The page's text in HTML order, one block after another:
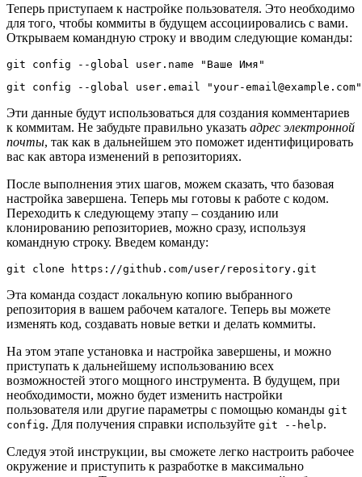
Теперь приступаем к настройке пользователя. Это необходимо
для того, чтобы коммиты в будущем ассоциировались с вами.
Открываем командную строку и вводим следующие команды:
git config --global user.name "Ваше Имя"
git config --global user.email "your-email@example.com"
Эти данные будут использоваться для создания комментариев
к коммитам. Не забудьте правильно указать адрес электронной
почты, так как в дальнейшем это поможет идентифицировать
вас как автора изменений в репозиториях.
После выполнения этих шагов, можем сказать, что базовая
настройка завершена. Теперь мы готовы к работе с кодом.
Переходить к следующему этапу – созданию или
клонированию репозиториев, можно сразу, используя
командную строку. Введем команду:
git clone https://github.com/user/repository.git
Эта команда создаст локальную копию выбранного
репозитория в вашем рабочем каталоге. Теперь вы можете
изменять код, создавать новые ветки и делать коммиты.
На этом этапе установка и настройка завершены, и можно
приступать к дальнейшему использованию всех
возможностей этого мощного инструмента. В будущем, при
необходимости, можно будет изменить настройки
пользователя или другие параметры с помощью команды git
config. Для получения справки используйте git --help.
Следуя этой инструкции, вы сможете легко настроить рабочее
окружение и приступить к разработке в максимально